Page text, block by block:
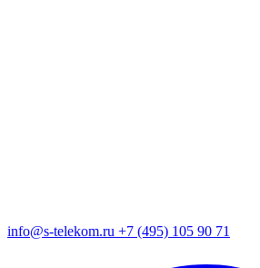
info@s-telekom.ru +7 (495) 105 90 71